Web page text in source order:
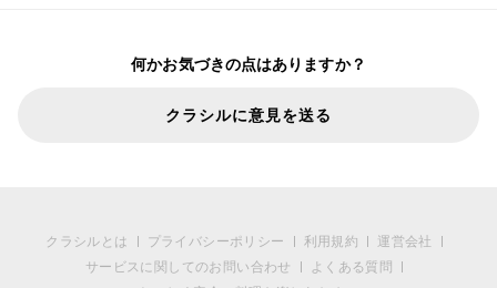
何かお気づきの点はありますか？
クラシルに意見を送る
クラシルとは プライバシーポリシー 利用規約
運営会社
サービスに関してのお問い合わせ
よくある質問